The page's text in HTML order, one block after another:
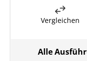
Vergleichen
Alle